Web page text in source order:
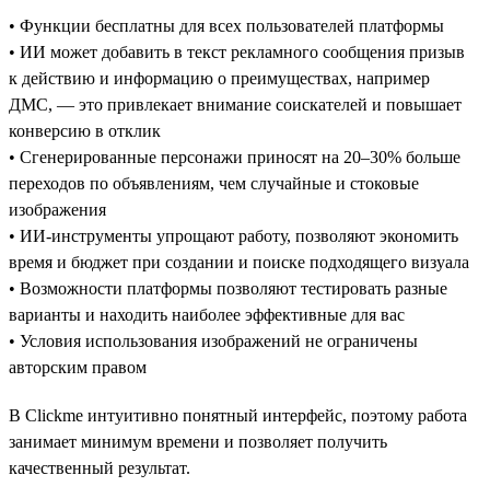
• Функции бесплатны для всех пользователей платформы
• ИИ может добавить в текст рекламного сообщения призыв
к действию и информацию о преимуществах, например
ДМС, — это привлекает внимание соискателей и повышает
конверсию в отклик
• Сгенерированные персонажи приносят на 20–30% больше
переходов по объявлениям, чем случайные и стоковые
изображения
• ИИ-инструменты упрощают работу, позволяют экономить
время и бюджет при создании и поиске подходящего визуала
• Возможности платформы позволяют тестировать разные
варианты и находить наиболее эффективные для вас
• Условия использования изображений не ограничены
авторским правом
В Clickme интуитивно понятный интерфейс, поэтому работа
занимает минимум времени и позволяет получить
качественный результат.